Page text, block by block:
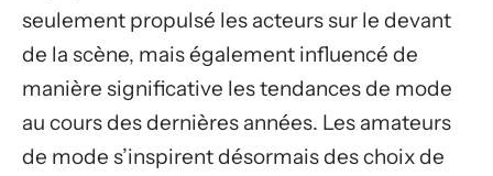
seulement propulsé les acteurs sur le devant
de la scène, mais également influencé de
manière significative les tendances de mode
au cours des dernières années. Les amateurs
de mode s’inspirent désormais des choix de